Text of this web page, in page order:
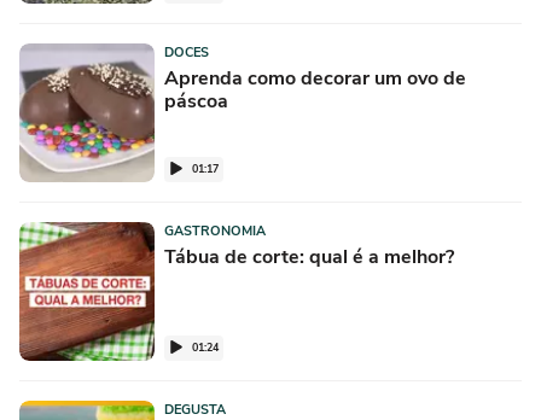
DOCES
Aprenda como decorar um ovo de
páscoa
01:17
GASTRONOMIA
Tábua de corte: qual é a melhor?
01:24
DEGUSTA